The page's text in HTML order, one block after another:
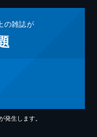
の雑誌が
生します。